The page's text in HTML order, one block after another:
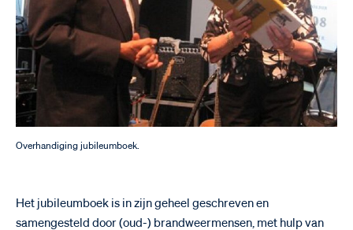
Overhandiging jubileumboek.
Het jubileumboek is in zijn geheel geschreven en
samengesteld door (oud-) brandweermensen, met hulp van